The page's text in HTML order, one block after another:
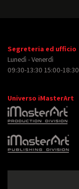
Segreteria ed ufficio
Lunedì - Venerdì
09:30-13:30 15:00-18:30
Universo iMasterArt